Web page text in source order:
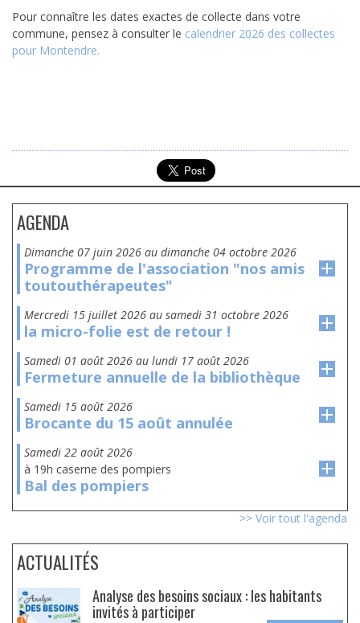
Pour connaître les dates exactes de collecte dans votre
commune, pensez à consulter le calendrier 2026 des collectes
pour Montendre.
AGENDA
dimanche 07 juin 2026 au dimanche 04 octobre 2026
Programme de l'association "nos amis
toutouthérapeutes"
mercredi 15 juillet 2026 au samedi 31 octobre 2026
la micro-folie est de retour !
samedi 01 août 2026 au lundi 17 août 2026
Fermeture annuelle de la bibliothèque
samedi 15 août 2026
Brocante du 15 août annulée
samedi 22 août 2026
à 19h caserne des pompiers
Bal des pompiers
>> Voir tout l'agenda
ACTUALITÉS
Analyse des besoins sociaux : les habitants
invités à participer